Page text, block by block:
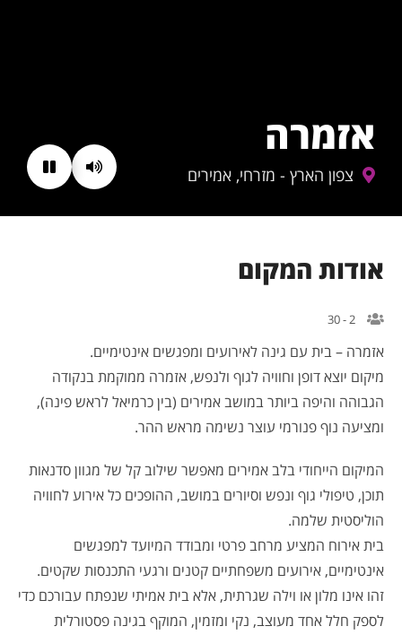
אזמרה
צפון הארץ - מזרחי, אמירים
אודות המקום
2 - 30
אזמרה – בית עם גינה לאירועים ומפגשים אינטימיים.
מיקום יוצא דופן וחוויה לגוף ולנפש, אזמרה ממוקמת בנקודה
הגבוהה והיפה ביותר במושב אמירים (בין כרמיאל לראש פינה),
ומציעה נוף פנורמי עוצר נשימה מראש ההר.
המיקום הייחודי בלב אמירים מאפשר שילוב קל של מגוון סדנאות
תוכן, טיפולי גוף ונפש וסיורים במושב, ההופכים כל אירוע לחוויה
הוליסטית שלמה.
בית אירוח המציע מרחב פרטי ומבודד המיועד למפגשים
אינטימיים, אירועים משפחתיים קטנים ורגעי התכנסות שקטים.
זהו אינו מלון או וילה שגרתית, אלא בית אמיתי שנפתח עבורכם כדי
לספק חלל אחד מעוצב, נקי ומזמין, המוקף בגינה פסטורלית